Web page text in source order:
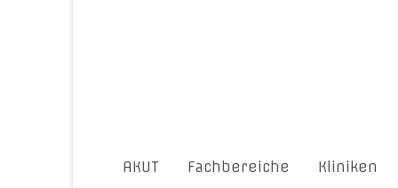
AKUT Fachbereiche Kliniken